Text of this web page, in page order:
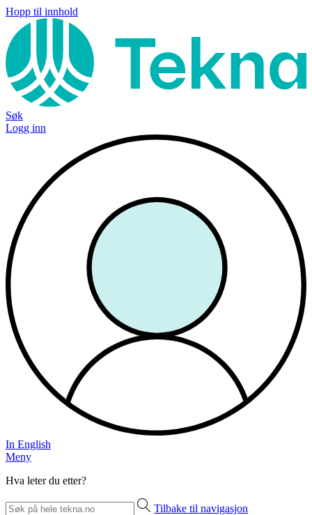
Hopp til innhold
Søk
Logg inn
In English
Meny
Hva leter du etter?
Tilbake til navigasjon